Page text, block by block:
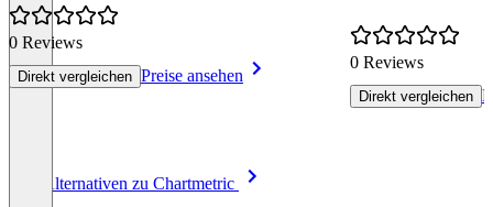
0 Reviews
Direkt vergleichen Preise ansehen
0 Reviews
Direkt vergleichen
Alle Alternativen zu Chartmetric